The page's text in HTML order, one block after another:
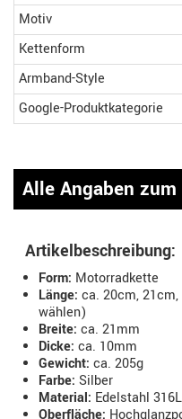
Motiv
Kettenform
Armband-Style
Google-Produktkategorie
Alle Angaben
Artikelbeschreibung:
Form: Motorradkette
Länge: ca. 20cm,
wählen)
Breite: ca. 21mm
Dicke: ca. 10mm
Gewicht: ca. 205g
Farbe: Silber
Material: Edelstahl
Oberfläche: